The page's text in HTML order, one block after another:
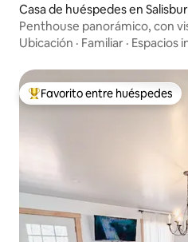
Casa de huéspedes en
Penthouse panorámico, con
acceso a ella
Ubicación · Familiar · Espacios
De los mejores en Favorito
Favorito entre huéspedes